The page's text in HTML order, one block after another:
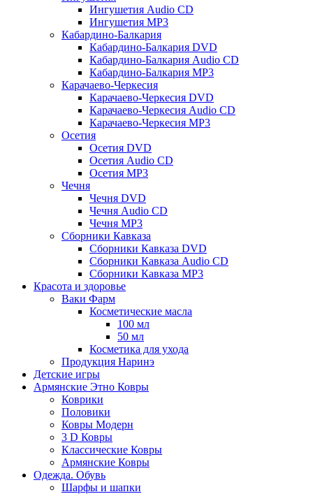
Ингушетия Audio CD
Ингушетия MP3
Кабардино-Балкария
Кабардино-Балкария DVD
Кабардино-Балкария Audio CD
Кабардино-Балкария MP3
Карачаево-Черкесия
Карачаево-Черкесия DVD
Карачаево-Черкесия Audio CD
Карачаево-Черкесия MP3
Осетия
Осетия DVD
Осетия Audio CD
Осетия MP3
Чечня
Чечня DVD
Чечня Audio CD
Чечня MP3
Сборники Кавказа
Сборники Кавказа DVD
Сборники Кавказа Audio CD
Сборники Кавказа MP3
Красота и здоровье
Ваки Фарм
Косметические масла
100 мл
50 мл
Косметика для ухода
Продукция Наринэ
Детские игры
Армянские Этно Ковры
Коврики
Половики
Ковры Модерн
3 D Ковры
Классические Ковры
Армянские Ковры
Одежда. Обувь
Шарфы и шапки